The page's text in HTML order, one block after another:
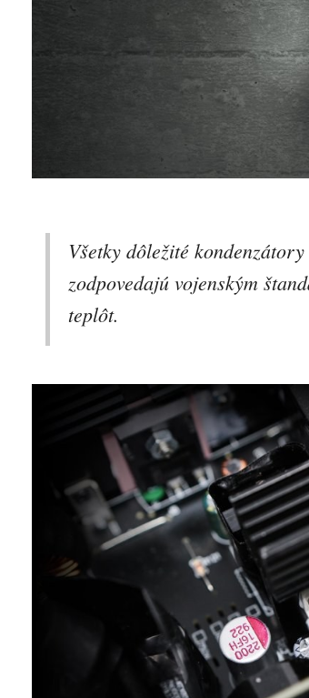
Všetky dôležité
zodpovedajú vojenským
teplôt.